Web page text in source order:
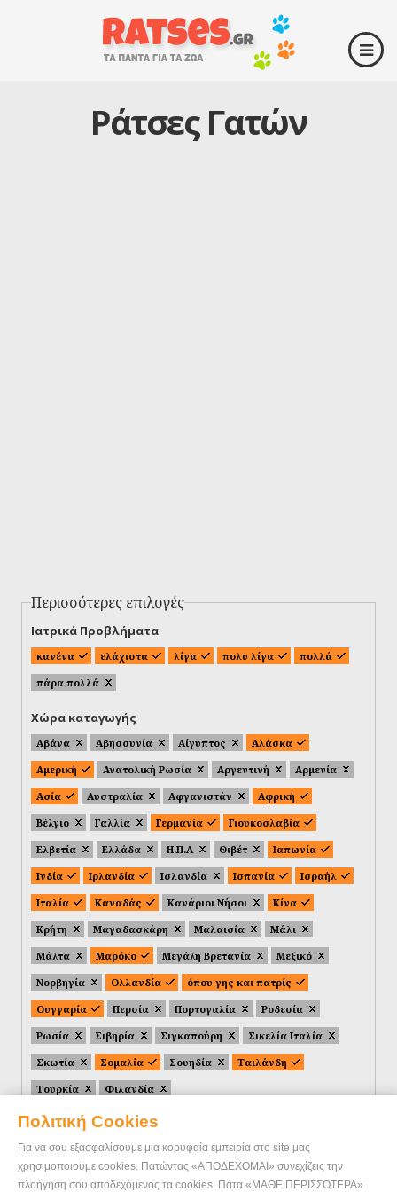
Πολιτική Cookies
Για να σου εξασφαλίσουμε μια κορυφαία εμπειρία στο site μας
χρησιμοποιούμε cookies. Πατώντας «ΑΠΟΔΕΧΟΜΑΙ» συνεχίζεις την
πλοήγηση σου αποδεχόμενος τα cookies. Πάτα «ΜΑΘΕ ΠΕΡΙΣΣΟΤΕΡΑ»
Ράτσες Γατών
Περισσότερες επιλογές
Ιατρικά Προβλήματα
κανένα ελάχιστα λίγα πολυ λίγα
πολλά
πάρα πολλά
Χώρα καταγωγής
Αβάνα Αβησσυνία Αίγυπτος
Αλάσκα
Αμερική
Ανατολική Ρωσία Αργεντινή
Αρμενία
Ασία
Αυστραλία Αφγανιστάν
Αφρική
Βέλγιο
Γαλλία Γερμανία
Γιουκοσλαβία
Ελβετία
Ελλάδα Η.Π.Α Θιβέτ
Ιαπωνία
Ινδία
Ιρλανδία Ισλανδία Ισπανία
Ισραήλ
Ιταλία
Καναδάς Κανάριοι Νήσοι
Κίνα
Κρήτη
Μαγαδασκάρη Μαλαισία
Μάλι
Μάλτα
Μαρόκο Μεγάλη Βρετανία
Μεξικό
Νορβηγία
Ολλανδία
όπου γης και πατρίς
Ουγγαρία
Περσία Πορτογαλία
Ροδεσία
Ρωσία
Σιβηρία Σιγκαπούρη
Σικελία Ιταλία
Σκωτία
Σομαλία Σουηδία
Ταιλάνδη
Τουρκία
Φιλανδία